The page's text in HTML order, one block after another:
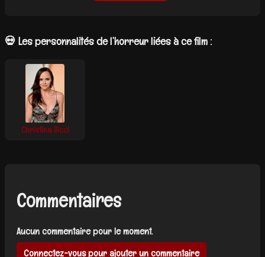
💀 Les personnalités de l’horreur liées à ce film :
Christina Ricci
Commentaires
Aucun commentaire pour le moment.
Connectez-vous pour ajouter un commentaire